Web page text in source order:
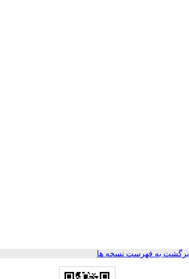
برگشت به فهرست نسخه ها